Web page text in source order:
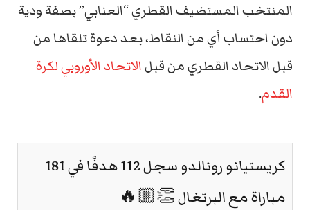
المنتخب المستضيف القطري “العنابي” بصفة ودية
دون احتساب أي من النقاط، بعد دعوة تلقاها من
قبل الاتحاد القطري من قبلالاتحاد الأوروبي لكرة
القدم.
كريستيانو رونالدو سجل 112 هدفًا في 181
مباراة مع البرتغال 👏🏼🔥